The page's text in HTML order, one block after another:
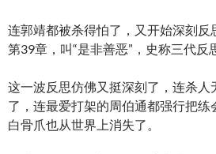
连郭靖都被杀得怕了，又开始深刻反
第39章，叫“是非善恶”，史称三代反
这一波反思仿佛又挺深刻了，连杀人
了，连最爱打架的周伯通都强行把练
白骨爪也从世界上消失了。